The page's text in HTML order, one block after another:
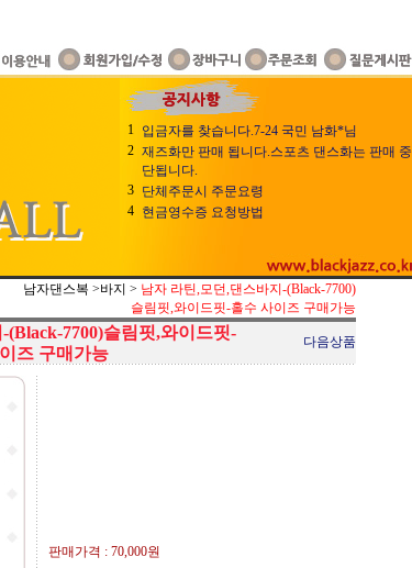
1 입금자를 찾습니다.7-24 국민 남화*님
2 재즈화만 판매 됩니다.스포츠 댄스화는 판매 중
단됩니다.
3 단체주문시 주문요령
4 현금영수증 요청방법
남자댄스복 >바지 > 남자 라틴,모던,댄스바지-(Black-7700)
슬림핏,와이드핏-홀수 사이즈 구매가능
(Black-7700)슬림핏,와이드핏-
즈 구매가능
다음상품
판매가격 : 70,000원